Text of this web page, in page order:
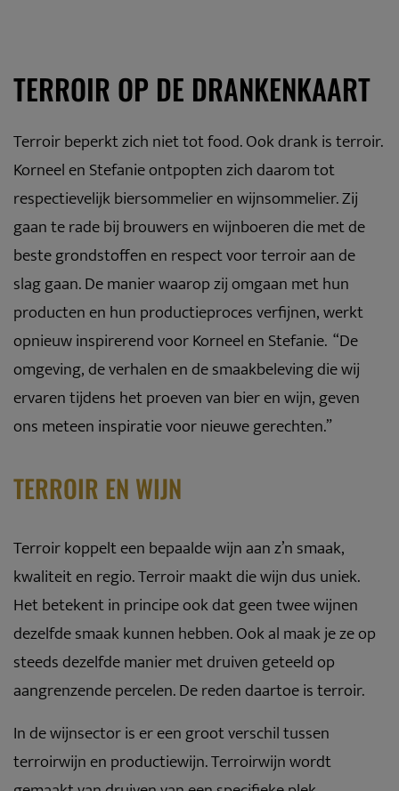
TERROIR OP DE DRANKENKAART
Terroir beperkt zich niet tot food. Ook drank is terroir.
Korneel en Stefanie ontpopten zich daarom tot
respectievelijk biersommelier en wijnsommelier. Zij
gaan te rade bij brouwers en wijnboeren die met de
beste grondstoffen en respect voor terroir aan de
slag gaan. De manier waarop zij omgaan met hun
producten en hun productieproces verfijnen, werkt
opnieuw inspirerend voor Korneel en Stefanie. “De
omgeving, de verhalen en de smaakbeleving die wij
ervaren tijdens het proeven van bier en wijn, geven
ons meteen inspiratie voor nieuwe gerechten.”
TERROIR EN WIJN
Terroir koppelt een bepaalde wijn aan z’n smaak,
kwaliteit en regio. Terroir maakt die wijn dus uniek.
Het betekent in principe ook dat geen twee wijnen
dezelfde smaak kunnen hebben. Ook al maak je ze op
steeds dezelfde manier met druiven geteeld op
aangrenzende percelen. De reden daartoe is terroir.
In de wijnsector is er een groot verschil tussen
terroirwijn en productiewijn. Terroirwijn wordt